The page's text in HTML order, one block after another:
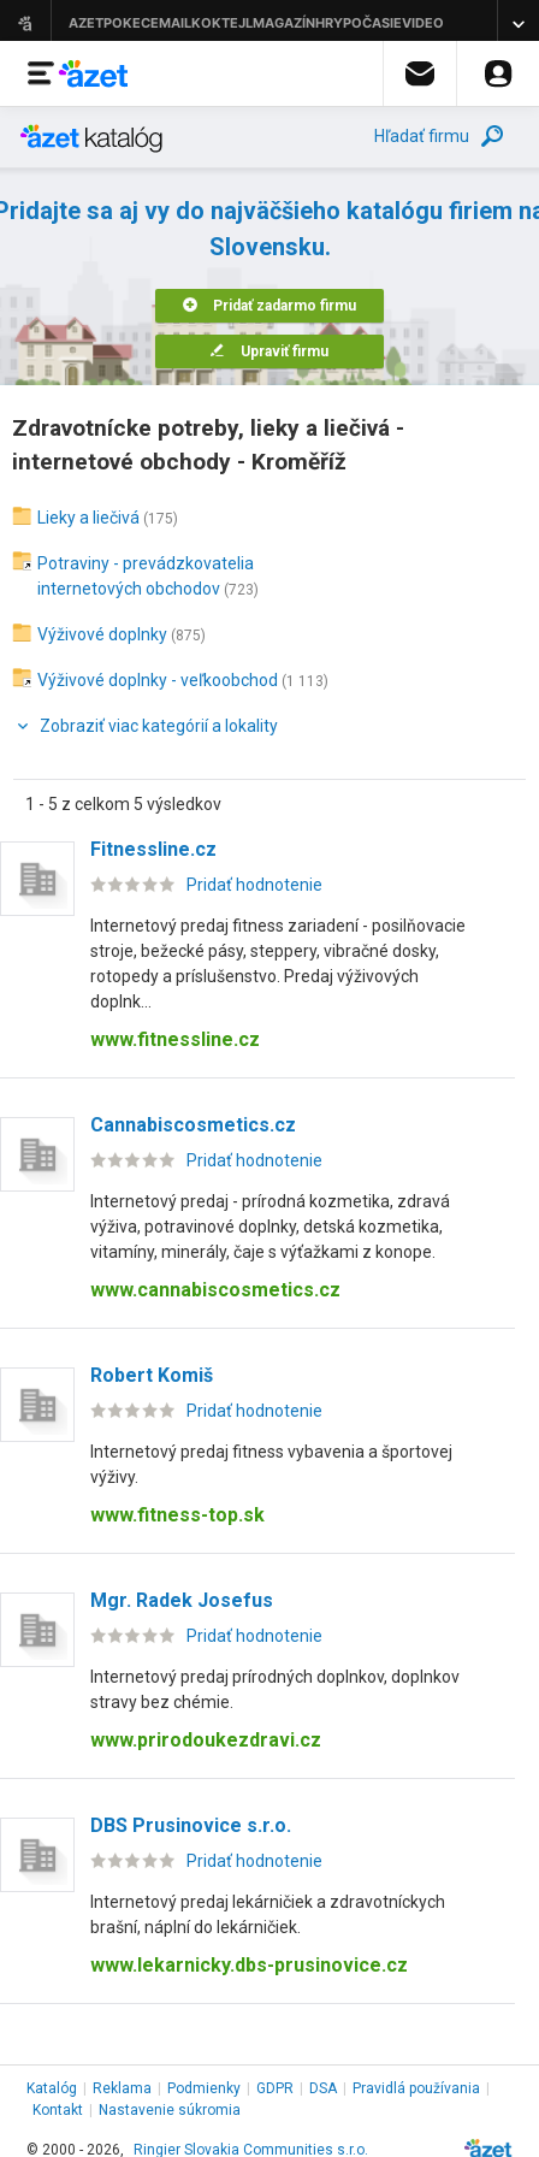
Hľadať firmu
sa aj vy do najväčšieho katalógu firiem
Slovensku.
Pridať zadarmo firmu
Upraviť firmu
Zdravotnícke potreby, lieky a liečivá -
internetové obchody - Kroměříž
Lieky a liečivá (175)
Potraviny - prevádzkovatelia
internetových obchodov (723)
Výživové doplnky (875)
Výživové doplnky - veľkoobchod (1 113)
Zobraziť viac kategórií a lokality
1 - 5 z celkom 5 výsledkov
Fitnessline.cz
Pridať hodnotenie
Internetový predaj fitness zariadení - posilňovacie
stroje, bežecké pásy, steppery, vibračné dosky,
rotopedy a príslušenstvo. Predaj výživových
doplnk...
www.fitnessline.cz
Cannabiscosmetics.cz
Pridať hodnotenie
Internetový predaj - prírodná kozmetika, zdravá
výživa, potravinové doplnky, detská kozmetika,
vitamíny, minerály, čaje s výťažkami z konope.
www.cannabiscosmetics.cz
Robert Komiš
Pridať hodnotenie
Internetový predaj fitness vybavenia a športovej
výživy.
www.fitness-top.sk
Mgr. Radek Josefus
Pridať hodnotenie
Internetový predaj prírodných doplnkov, doplnkov
stravy bez chémie.
www.prirodoukezdravi.cz
DBS Prusinovice s.r.o.
Pridať hodnotenie
Internetový predaj lekárničiek a zdravotníckych
brašní, náplní do lekárničiek.
www.lekarnicky.dbs-prusinovice.cz
Katalóg Reklama Podmienky GDPR DSA Pravidlá používania
Kontakt
Nastavenie súkromia
© 2000 - 2026, Ringier Slovakia Communities s.r.o.